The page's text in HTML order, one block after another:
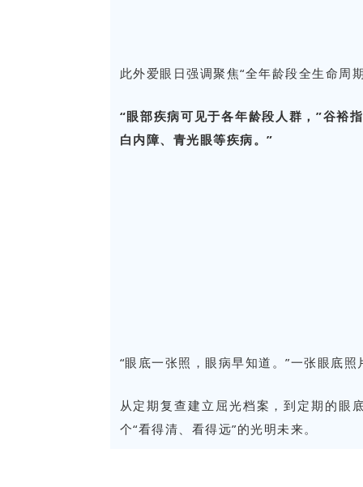
此外爱眼日强调聚焦“全年龄段全生命周
“眼部疾病可见于各年龄段人群，”谷裕
白内障、青光眼等疾病。”
“眼底一张照，眼病早知道。”一张眼底
从定期复查建立屈光档案，到定期的 眼
个“看得清、看得远”的光明未来。